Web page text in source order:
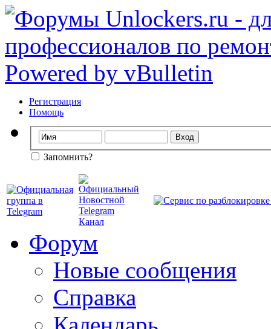
Регистрация
Помощь
Запомнить?
Форум
Новые сообщения
Справка